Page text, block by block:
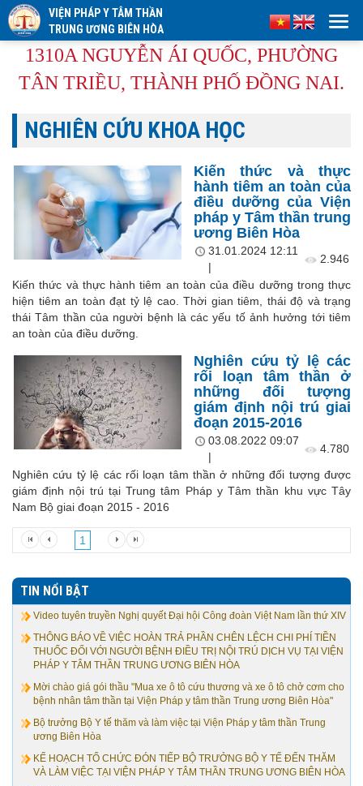
VIỆN PHÁP Y TÂM THẦN
TRUNG ƯƠNG BIÊN HÒA
1310A NGUYỄN ÁI QUỐC, PHƯỜNG
TÂN TRIỀU, THÀNH PHỐ ĐỒNG NAI.
NGHIÊN CỨU KHOA HỌC
Kiến thức và thực
hành tiêm an toàn của
điều dưỡng của Viện
pháp y Tâm thần trung
ương Biên Hòa
31.01.2024 12:11
|
2.946
Kiến thức và thực hành tiêm an toàn của điều dưỡng trong thực
hiện tiêm an toàn đạt tỷ lệ cao. Thời gian tiêm, thái độ và trạng
thái Tâm thần của người bệnh là các yếu tố ảnh hưởng tới tiêm
an toàn của điều dưỡng.
Nghiên cứu tỷ lệ các
rối loạn tâm thần ở
những đối tượng
giám định nội trú giai
đoạn 2015-2016
03.08.2022 09:07
|
4.780
Nghiên cứu tỷ lệ các rối loạn tâm thần ở những đối tượng được
giám định nội trú tại Trung tâm Pháp y Tâm thần khu vực Tây
Nam Bộ giai đoạn 2015 - 2016
1
TIN NỔI BẬT
Video tuyên truyền Nghị quyết Đại hội Công đoàn Việt Nam lần thứ XIV
THÔNG BÁO VỀ VIỆC HOÀN TRẢ PHẦN CHÊN LỆCH CHI PHÍ TIỀN
THUỐC ĐỐI VỚI NGƯỜI BỆNH ĐIỀU TRỊ NỘI TRÚ DỊCH VỤ TẠI VIỆN
PHÁP Y TÂM THẦN TRUNG ƯƠNG BIÊN HÒA
Mời chào giá gói thầu "Mua xe ô tô cứu thương và xe ô tô chở cơm cho
bệnh nhân tâm thần tại Viện Pháp y tâm thần Trung ương Biên Hòa"
Bộ trưởng Bộ Y tế thăm và làm việc tại Viện Pháp y tâm thần Trung
ương Biên Hòa
KẾ HOẠCH TỔ CHỨC ĐÓN TIẾP BỘ TRƯỞNG BỘ Y TẾ ĐẾN THĂM
VÀ LÀM VIỆC TẠI VIỆN PHÁP Y TÂM THẦN TRUNG ƯƠNG BIÊN HÒA